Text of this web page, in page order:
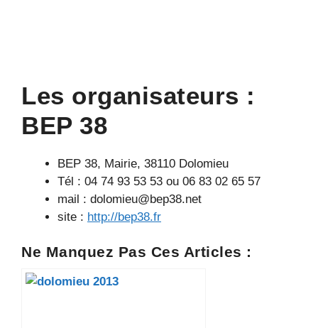
Les organisateurs :
BEP 38
BEP 38, Mairie, 38110 Dolomieu
Tél : 04 74 93 53 53 ou 06 83 02 65 57
mail : dolomieu@bep38.net
site : http://bep38.fr
Ne Manquez Pas Ces Articles :